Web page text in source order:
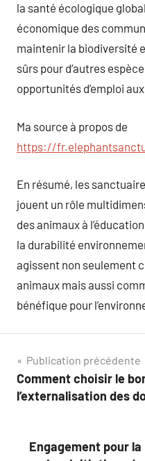
la santé écologique
économique des
maintenir la biodiversité
sûrs pour d’autres
opportunités d’emploi
Ma source à propos de
https://
En résumé, les
jouent un rôle
des animaux à
la durabilité
agissent non seulement
animaux mais aussi
bénéfique pour
Navigation
de
Publication précédente
Comment choisir le
l’externalisation des
Engagement pour